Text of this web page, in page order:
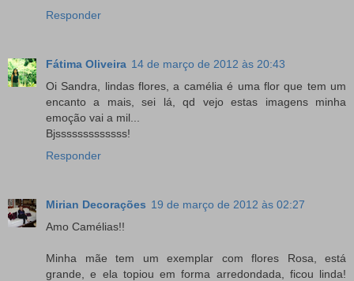
Responder
Fátima Oliveira 14 de março de 2012 às 20:43
Oi Sandra, lindas flores, a camélia é uma flor que tem um
encanto a mais, sei lá, qd vejo estas imagens minha
emoção vai a mil...
Bjsssssssssssss!
Responder
Mirian Decorações 19 de março de 2012 às 02:27
Amo Camélias!!
Minha mãe tem um exemplar com flores Rosa, está
grande, e ela topiou em forma arredondada, ficou linda!